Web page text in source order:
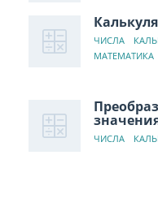
ЧИСЛА
МАТЕМАТИКА
ЧИСЛА